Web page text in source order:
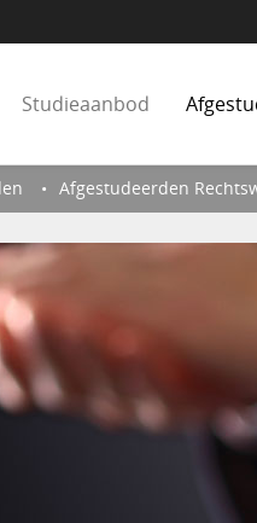
Studieaanbod
Afgestudeerden